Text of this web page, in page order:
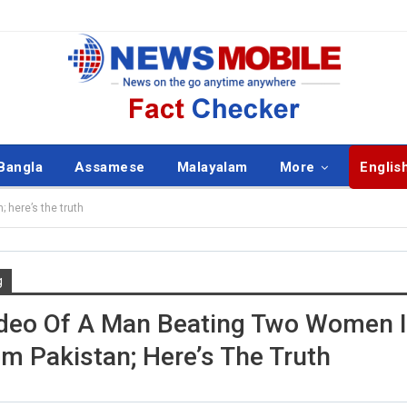
Assamese Malayalam More
here’s the truth
Of A Man Beating Two Women
Pakistan; Here’s The Truth
ENGLISH